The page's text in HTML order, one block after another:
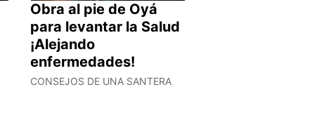
Obra al pie de Oyá
para levantar la Salud
¡Alejando
enfermedades!
CONSEJOS DE UNA SANTERA